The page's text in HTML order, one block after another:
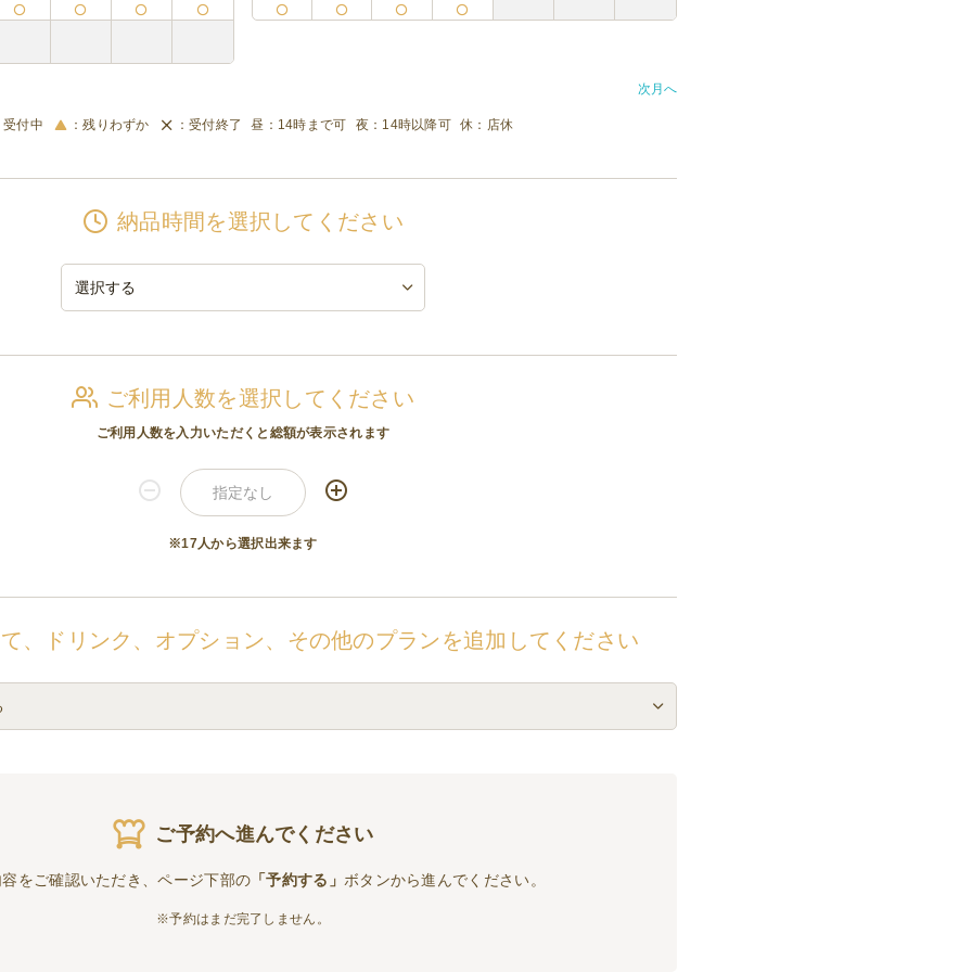
次月へ
受付中 残りわずか 受付終了 14時まで可 14時以降可 店休
納品時間を選択してください
ご利用人数を選択してください
ご利用人数を入力いただくと総額が表示されます
※17人から選択出来ます
、ドリンク、オプション、その他のプランを追加してください
ご予約へ進んでください
容をご確認いただき、ページ下部の 「予約する」 ボタンから進んでください。
※予約はまだ完了しません。